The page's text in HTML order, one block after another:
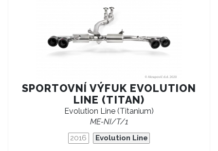
SPORTOVNÍ VÝFUK EVOLUTION
LINE (TITAN)
Evolution Line (Titanium)
ME-NI/T/1
2016 Evolution Line